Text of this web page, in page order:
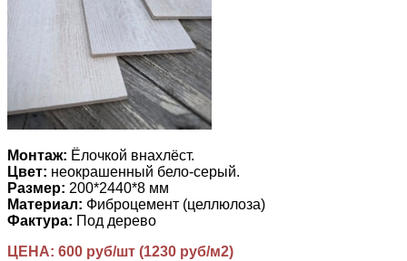
Монтаж: Ёлочкой внахлёст.
Цвет: неокрашенный бело-серый.
Размер: 200*2440*8 мм
Материал: Фиброцемент (целлюлоза)
Фактура: Под дерево
ЦЕНА: 600 руб/шт (1230 руб/м2)